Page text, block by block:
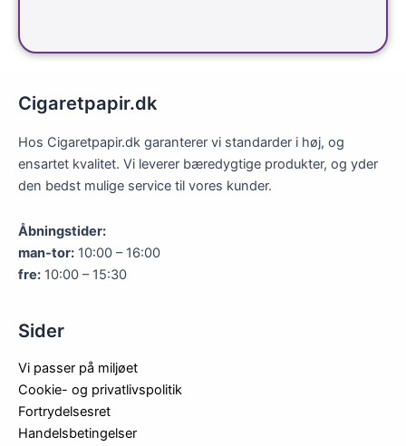
Cigaretpapir.dk
Hos Cigaretpapir.dk garanterer vi standarder i høj, og
ensartet kvalitet. Vi leverer bæredygtige produkter, og yder
den bedst mulige service til vores kunder.
Åbningstider:
man-tor: 10:00 – 16:00
fre: 10:00 – 15:30
Sider
Vi passer på miljøet
Cookie- og privatlivspolitik
Fortrydelsesret
Handelsbetingelser